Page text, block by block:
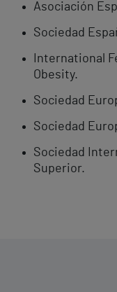
Asociación
Sociedad
International
Obesity.
Sociedad
Sociedad
Sociedad
Superior.